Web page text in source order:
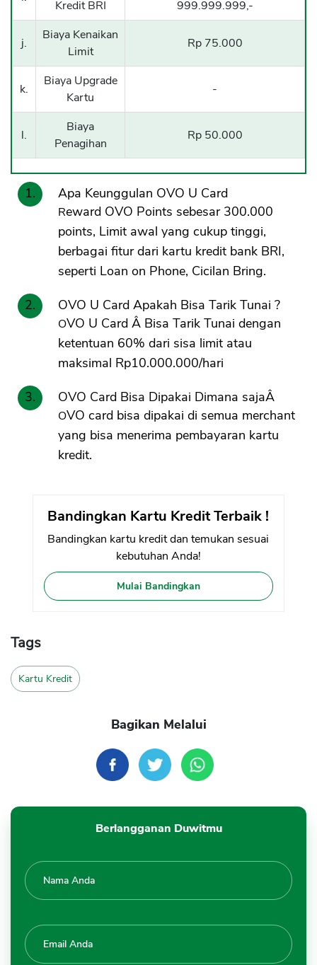
Kredit BRI 999.999.999,-
j.
Biaya Kenaikan
Limit
Rp 75.000
k.
Biaya Upgrade
Kartu
-
l.
Biaya
Penagihan
Rp 50.000
Apa Keunggulan OVO U Card
Reward OVO Points sebesar 300.000
points, Limit awal yang cukup tinggi,
berbagai fitur dari kartu kredit bank BRI,
seperti Loan on Phone, Cicilan Bring.
OVO U Card Apakah Bisa Tarik Tunai ?
OVO U Card Â Bisa Tarik Tunai dengan
ketentuan 60% dari sisa limit atau
maksimal Rp10.000.000/hari
OVO Card Bisa Dipakai Dimana sajaÂ
OVO card bisa dipakai di semua merchant
yang bisa menerima pembayaran kartu
kredit.
Bandingkan Kartu Kredit Terbaik !
Bandingkan kartu kredit dan temukan sesuai
kebutuhan Anda!
Mulai Bandingkan
Tags
Kartu Kredit
Bagikan Melalui
Berlangganan Duwitmu